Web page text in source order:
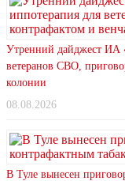
Утренний дайджест ИА
ветеранов СВО,
колонии
08.08.2026
В Туле вынесен